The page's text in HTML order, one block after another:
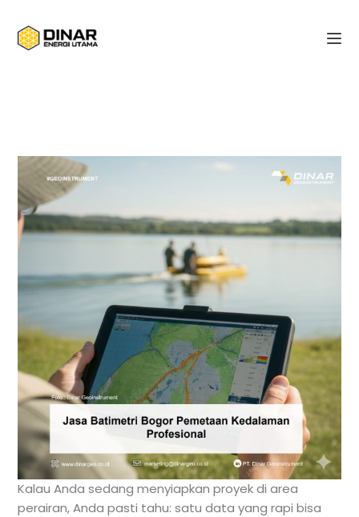
Kalau Anda sedang menyiapkan proyek di area
perairan, Anda pasti tahu: satu data yang rapi bisa